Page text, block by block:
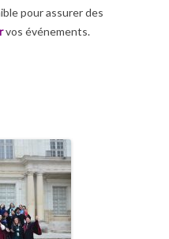
pour assurer des
vos événements.